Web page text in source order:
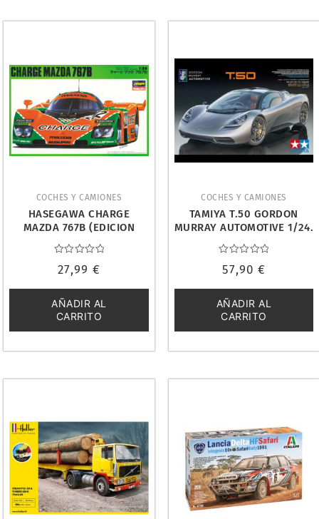
COCHES Y CAMIONES
HASEGAWA CHARGE
MAZDA 767B (EDICION
LIMITADA) 1/24. 20312
con
de
5
27,99 €
AÑADIR AL
CARRITO
COCHES Y CAMIONES
TAMIYA T.50 GORDON
MURRAY AUTOMOTIVE 1/24.
24364
con
de
5
57,90 €
AÑADIR AL
CARRITO